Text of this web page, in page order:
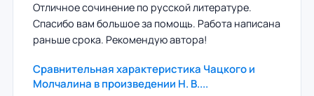
Отличное сочинение по русской литературе.
Спасибо вам большое за помощь. Работа написана
раньше срока. Рекомендую автора!
Сравнительная характеристика Чацкого и
Молчалина в произведении Н. В....